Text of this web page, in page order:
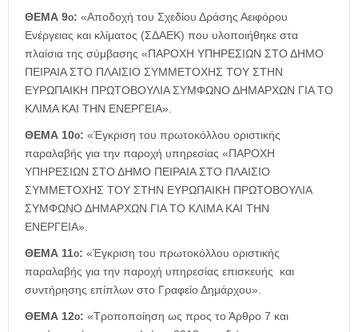
ΘΕΜΑ 9ο: «Αποδοχή του Σχεδίου Δράσης Αειφόρου
Ενέργειας και κλίματος (ΣΔΑΕΚ) που υλοποιήθηκε στα
πλαίσια της σύμβασης «ΠΑΡΟΧΗ ΥΠΗΡΕΣΙΩΝ ΣΤΟ ΔΗΜΟ
ΠΕΙΡΑΙΑ ΣΤΟ ΠΛΑΙΣΙΟ ΣΥΜΜΕΤΟΧΗΣ ΤΟΥ ΣΤΗΝ
ΕΥΡΩΠΑΙΚΗ ΠΡΩΤΟΒΟΥΛΙΑ ΣΥΜΦΩΝΟ ΔΗΜΑΡΧΩΝ ΓΙΑ ΤΟ
ΚΛΙΜΑ ΚΑΙ ΤΗΝ ΕΝΕΡΓΕΙΑ».
ΘΕΜΑ 10ο: «Έγκριση του πρωτοκόλλου οριστικής
παραλαβής για την παροχή υπηρεσίας «ΠΑΡΟΧΗ
ΥΠΗΡΕΣΙΩΝ ΣΤΟ ΔΗΜΟ ΠΕΙΡΑΙΑ ΣΤΟ ΠΛΑΙΣΙΟ
ΣΥΜΜΕΤΟΧΗΣ ΤΟΥ ΣΤΗΝ ΕΥΡΩΠΑΙΚΗ ΠΡΩΤΟΒΟΥΛΙΑ
ΣΥΜΦΩΝΟ ΔΗΜΑΡΧΩΝ ΓΙΑ ΤΟ ΚΛΙΜΑ ΚΑΙ ΤΗΝ
ΕΝΕΡΓΕΙΑ».
ΘΕΜΑ 11ο: «Έγκριση του πρωτοκόλλου οριστικής
παραλαβής για την παροχή υπηρεσίας επισκευής και
συντήρησης επίπλων στο Γραφείο Δημάρχου».
ΘΕΜΑ 12ο: «Τροποποίηση ως προς το Άρθρο 7 και